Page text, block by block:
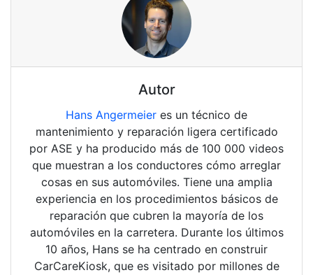
Autor
Hans Angermeier es un técnico de
mantenimiento y reparación ligera certificado
por ASE y ha producido más de 100 000 videos
que muestran a los conductores cómo arreglar
cosas en sus automóviles. Tiene una amplia
experiencia en los procedimientos básicos de
reparación que cubren la mayoría de los
automóviles en la carretera. Durante los últimos
10 años, Hans se ha centrado en construir
CarCareKiosk, que es visitado por millones de